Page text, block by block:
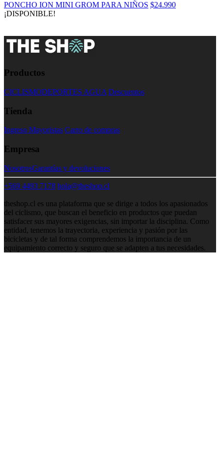
PONCHO ION MINI GROM PARA NIÑOS $24.990
¡DISPONIBLE!
Productos
CICLISMODEPORTES AGUA Descuentos
Tienda
Ingreso Mayoristas Carro de compras
Empresa
NosotrosGarantías y devoluciones
+569 4493 7178 hola@theshop.cl
theshop.cl es una plataforma que se dirige a todos los apasionados
del ciclismo, que buscan el beneficio en productos que puedan
satisfacer sus mayores exigencias, sin importar la disciplina. Como
entidad, tenemos la trayectoria, experiencia y pasión por las
bicicletas y de tal forma comprendemos la importancia de un
equipamiento correcto y seguro que se adapten a tus necesidades.